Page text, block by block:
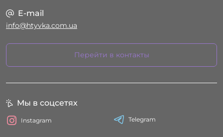
E-mail
info@htyvka.com.ua
Перейти в контакты
Мы в соцсетях
Instagram Telegram